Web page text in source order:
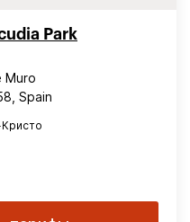
Park
Muro
Spain